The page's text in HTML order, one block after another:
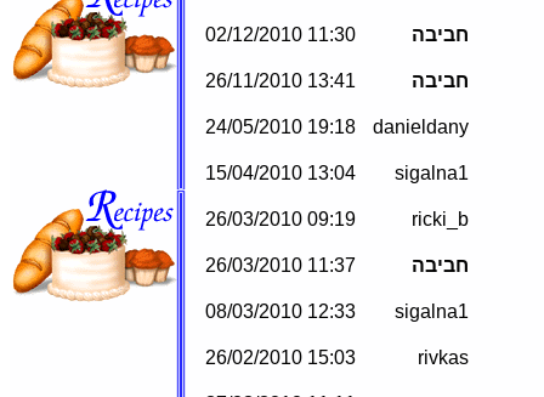
חביבה 11:30 02/12/2010
חביבה 13:41 26/11/2010
danieldany
19:18 24/05/2010
sigalna1
13:04 15/04/2010
ricki_b
09:19 26/03/2010
חביבה 11:37 26/03/2010
sigalna1
12:33 08/03/2010
rivkas
15:03 26/02/2010